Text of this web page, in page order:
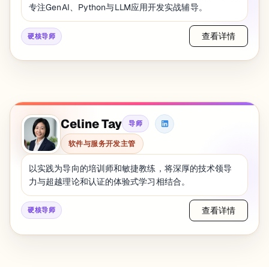
专注GenAI、Python与LLM应用开发实战辅导。
硬核导师 查看详情
Celine Tay 导师
软件与服务开发主管
以实践为导向的培训师和敏捷教练，将深厚的技术领导
力与超越理论和认证的体验式学习相结合。
硬核导师 查看详情